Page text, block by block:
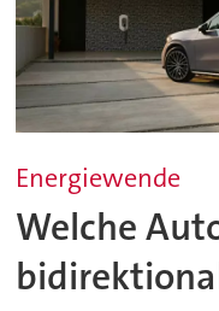
Energiewende
Welche